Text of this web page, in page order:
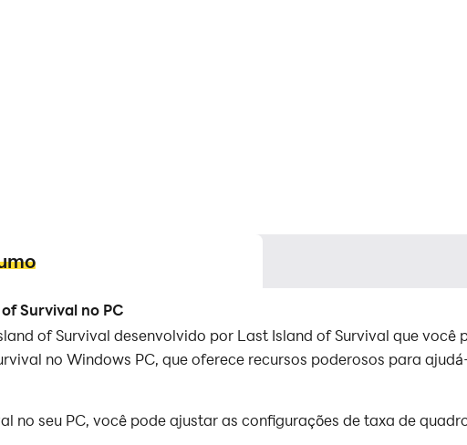
Survival no PC
of Survival desenvolvido por Last Island of Survival que você
no Windows PC, que oferece recursos poderosos para
no seu PC, você pode ajustar as configurações de taxa de